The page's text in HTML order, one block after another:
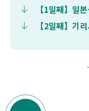
【1일째】일
【2일째】기